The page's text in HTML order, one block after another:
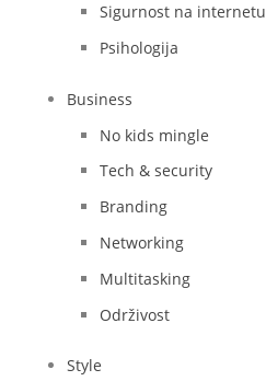
Sigurnost na internetu
Psihologija
Business
No kids mingle
Tech & security
Branding
Networking
Multitasking
Održivost
Style